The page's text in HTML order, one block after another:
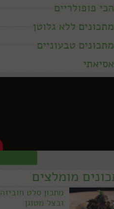
הכי פופולריים
מתכונים ללא גלוטן
מתכונים טבעוניים
אסיאתי
מומלצים
מתכון סלט חוביזה
ובצל מטוגן